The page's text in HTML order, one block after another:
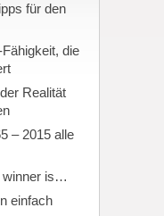
für den
die
Realität
– 2015 alle
winner is…
einfach